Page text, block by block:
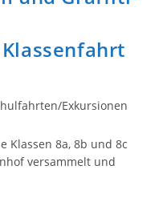
Exkursionen
Klassen 8a, 8b und 8c
versammelt und